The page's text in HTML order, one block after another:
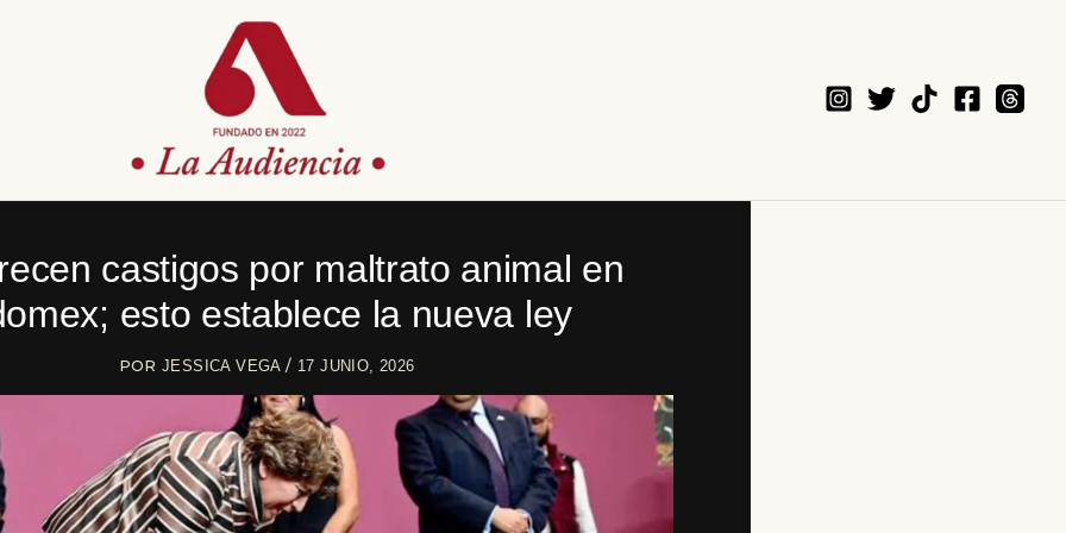
castigos por maltrato animal en
esto establece la nueva ley
PORJESSICA VEGA/ 17 JUNIO, 2026